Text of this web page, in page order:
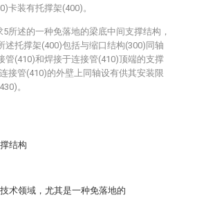
结构
术领域，尤其是一种免落地的
卡装有托撑架(400)。
5所述的一种免落地的梁底中间支撑结构，
述托撑架(400)包括与缩口结构(300)同轴
管(410)和焊接于连接管(410)顶端的支撑
接管(410)的外壁上同轴设有供其安装限
。